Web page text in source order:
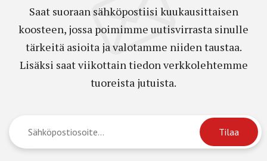
Saat suoraan sähköpostiisi kuukausittaisen
koosteen, jossa poimimme uutisvirrasta sinulle
tärkeitä asioita ja valotamme niiden taustaa.
Lisäksi saat viikottain tiedon verkkolehtemme
tuoreista jutuista.